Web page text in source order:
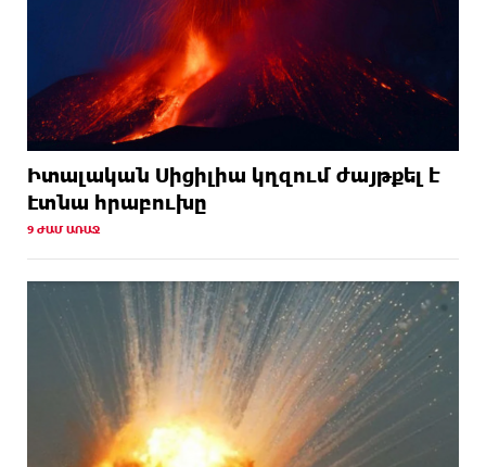
Իտալական Սիցիլիա կղզում ժայթքել է
Էտնա հրաբուխը
9 ԺԱՄ ԱՌԱՋ